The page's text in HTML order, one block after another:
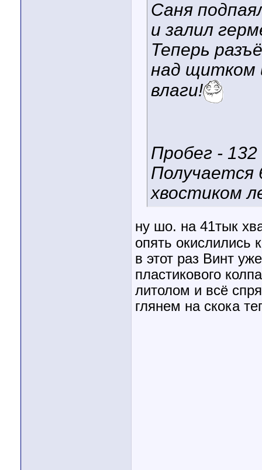
Саня
и залил
Теперь
над щитком
влаги!
Пробег - 132
Получается
хвостиком
ну шо. на 41тык
опять окислились
в этот раз Винт
пластикового
литолом и всё
глянем на скока